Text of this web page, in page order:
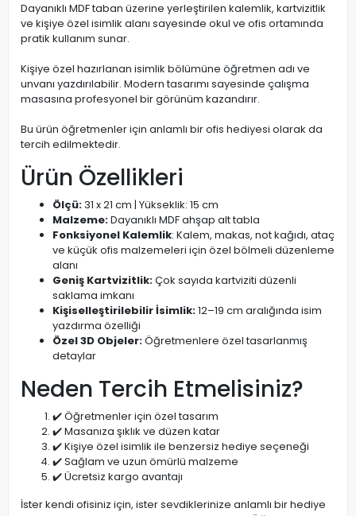
Dayanıklı MDF taban üzerine yerleştirilen kalemlik, kartvizitlik
ve kişiye özel isimlik alanı sayesinde okul ve ofis ortamında
pratik kullanım sunar.
Kişiye özel hazırlanan isimlik bölümüne öğretmen adı ve
unvanı yazdırılabilir. Modern tasarımı sayesinde çalışma
masasına profesyonel bir görünüm kazandırır.
Bu ürün öğretmenler için anlamlı bir ofis hediyesi olarak da
tercih edilmektedir.
Ürün Özellikleri
Ölçü:31 x 21 cm | Yükseklik: 15 cm
Malzeme:Dayanıklı MDF ahşap alt tabla
Fonksiyonel Kalemlik: Kalem, makas, not kağıdı, ataç
ve küçük ofis malzemeleri için özel bölmeli düzenleme
alanı
Geniş Kartvizitlik:Çok sayıda kartviziti düzenli
saklama imkanı
Kişiselleştirilebilir İsimlik:12–19 cm aralığında isim
yazdırma özelliği
Özel 3D Objeler:Öğretmenlere özel tasarlanmış
detaylar
Neden Tercih Etmelisiniz?
✔️ Öğretmenler için özel tasarım
✔️ Masanıza şıklık ve düzen katar
✔️ Kişiye özel isimlik ile benzersiz hediye seçeneği
✔️ Sağlam ve uzun ömürlü malzeme
✔️ Ücretsiz kargo avantajı
İster kendi ofisiniz için, ister sevdiklerinize anlamlı bir hediye